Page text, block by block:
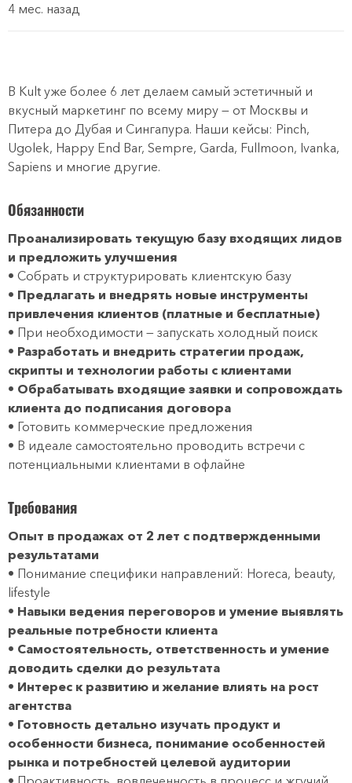
4 мес. назад
В Kult уже более 6 лет делаем самый эстетичный и
вкусный маркетинг по всему миру — от Москвы и
Питера до Дубая и Сингапура. Наши кейсы: Pinch,
Ugolek, Happy End Bar, Sempre, Garda, Fullmoon, Ivanka,
Sapiens и многие другие.
Обязанности
Проанализировать текущую базу входящих лидов
и предложить улучшения
• Собрать и структурировать клиентскую базу
• Предлагать и внедрять новые инструменты
привлечения клиентов (платные и бесплатные)
• При необходимости — запускать холодный поиск
• Разработать и внедрить стратегии продаж,
скрипты и технологии работы с клиентами
• Обрабатывать входящие заявки и сопровождать
клиента до подписания договора
• Готовить коммерческие предложения
• В идеале самостоятельно проводить встречи с
потенциальными клиентами в офлайне
Требования
Опыт в продажах от 2 лет с подтвержденными
результатами
• Понимание специфики направлений: Horeca, beauty,
lifestyle
• Навыки ведения переговоров и умение выявлять
реальные потребности клиента
• Самостоятельность, ответственность и умение
доводить сделки до результата
• Интерес к развитию и желание влиять на рост
агентства
• Готовность детально изучать продукт и
особенности бизнеса, понимание особенностей
рынка и потребностей целевой аудитории